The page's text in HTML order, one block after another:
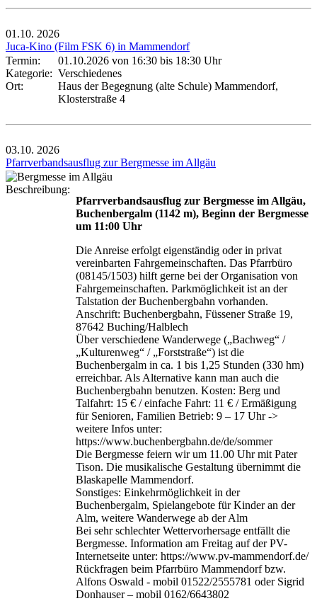
01.10. 2026
Juca-Kino (Film FSK 6) in Mammendorf
Termin:
01.10.2026 von 16:30 bis 18:30 Uhr
Kategorie: Verschiedenes
Ort:
Haus der Begegnung (alte Schule) Mammendorf,
Klosterstraße 4
03.10. 2026
Pfarrverbandsausflug zur Bergmesse im Allgäu
Beschreibung:
Pfarrverbandsausflug zur Bergmesse im Allgäu,
Buchenbergalm (1142 m), Beginn der Bergmesse
um 11:00 Uhr
Die Anreise erfolgt eigenständig oder in privat
vereinbarten Fahrgemeinschaften. Das Pfarrbüro
(08145/1503) hilft gerne bei der Organisation von
Fahrgemeinschaften. Parkmöglichkeit ist an der
Talstation der Buchenbergbahn vorhanden.
Anschrift: Buchenbergbahn, Füssener Straße 19,
87642 Buching/Halblech
Über verschiedene Wanderwege („Bachweg“ /
„Kulturenweg“ / „Forststraße“) ist die
Buchenbergalm in ca. 1 bis 1,25 Stunden (330 hm)
erreichbar. Als Alternative kann man auch die
Buchenbergbahn benutzen. Kosten: Berg und
Talfahrt: 15 € / einfache Fahrt: 11 € / Ermäßigung
für Senioren, Familien Betrieb: 9 – 17 Uhr ->
weitere Infos unter:
https://www.buchenbergbahn.de/de/sommer
Die Bergmesse feiern wir um 11.00 Uhr mit Pater
Tison. Die musikalische Gestaltung übernimmt die
Blaskapelle Mammendorf.
Sonstiges: Einkehrmöglichkeit in der
Buchenbergalm, Spielangebote für Kinder an der
Alm, weitere Wanderwege ab der Alm
Bei sehr schlechter Wettervorhersage entfällt die
Bergmesse. Information am Freitag auf der PV-
Internetseite unter: https://www.pv-mammendorf.de/
Rückfragen beim Pfarrbüro Mammendorf bzw.
Alfons Oswald - mobil 01522/2555781 oder Sigrid
Donhauser – mobil 0162/6643802